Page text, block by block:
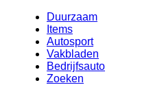
Duurzaam
Items
Autosport
Vakbladen
Bedrijfsauto
Zoeken